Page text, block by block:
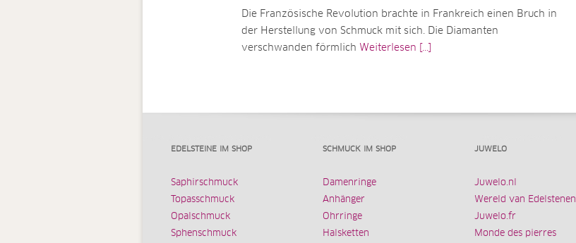
Die Französische Revolution brachte in Frankreich einen Bruch in
der Herstellung von Schmuck mit sich. Die Diamanten
verschwanden förmlich Weiterlesen [...]
EDELSTEINE IM SHOP
Saphirschmuck
Topasschmuck
Opalschmuck
Sphenschmuck
SCHMUCK IM SHOP
Damenringe
Anhänger
Ohrringe
Halsketten
JUWELO
Juwelo.nl
Wereld van Edelstenen
Juwelo.fr
Monde des pierres